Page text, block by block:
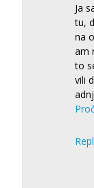
Ja
tu,
na
am
to
vili